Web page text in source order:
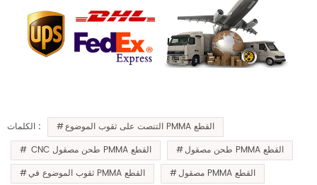
الكلمات :
التنصت على ثقوب الموضوع PMMA القطع
CNC طحن مصقول PMMA القطع
طحن مصقول PMMA القطع
ثقوب الموضوع في PMMA القطع
مصقول PMMA القطع